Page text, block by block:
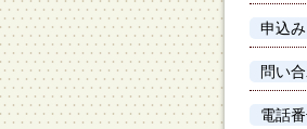
申込み
問い
電話